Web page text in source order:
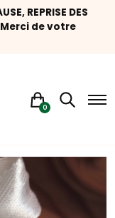
REPRISE DES
Merci de votre
0